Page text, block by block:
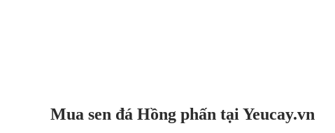
Mua sen đá Hồng phấn tại Yeucay.vn